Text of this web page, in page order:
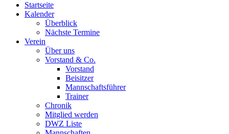
Startseite
Kalender
Überblick
Nächste Termine
Verein
Über uns
Vorstand & Co.
Vorstand
Beisitzer
Mannschaftsführer
Trainer
Chronik
Mitglied werden
DWZ Liste